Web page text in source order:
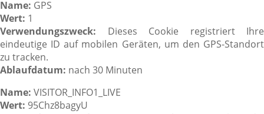
Name: GPS
Wert: 1
Verwendungszweck: Dieses Cookie registriert Ihre
eindeutige ID auf mobilen Geräten, um den GPS-Standort
zu tracken.
Ablaufdatum: nach 30 Minuten
Name: VISITOR_INFO1_LIVE
Wert: 95Chz8bagyU